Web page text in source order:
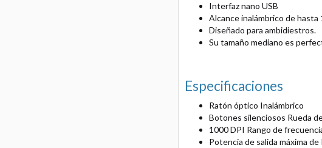
Interfaz nano USB
Alcance inalámbrico de hasta
Diseñado para ambidiestros.
Su tamaño mediano es
Especificaciones
Ratón óptico Inalámbrico
Botones silenciosos Rueda
1000 DPI Rango de
Potencia de salida máxima de